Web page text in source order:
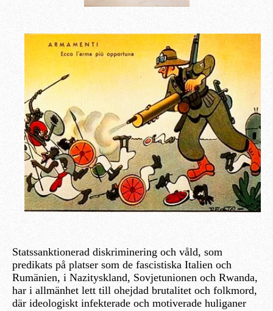
Statssanktionerad diskriminering och våld, som
predikats på platser som de fascistiska Italien och
Rumänien, i Nazityskland, Sovjetunionen och Rwanda,
har i allmänhet lett till ohejdad brutalitet och folkmord,
där ideologiskt infekterade och motiverade huliganer